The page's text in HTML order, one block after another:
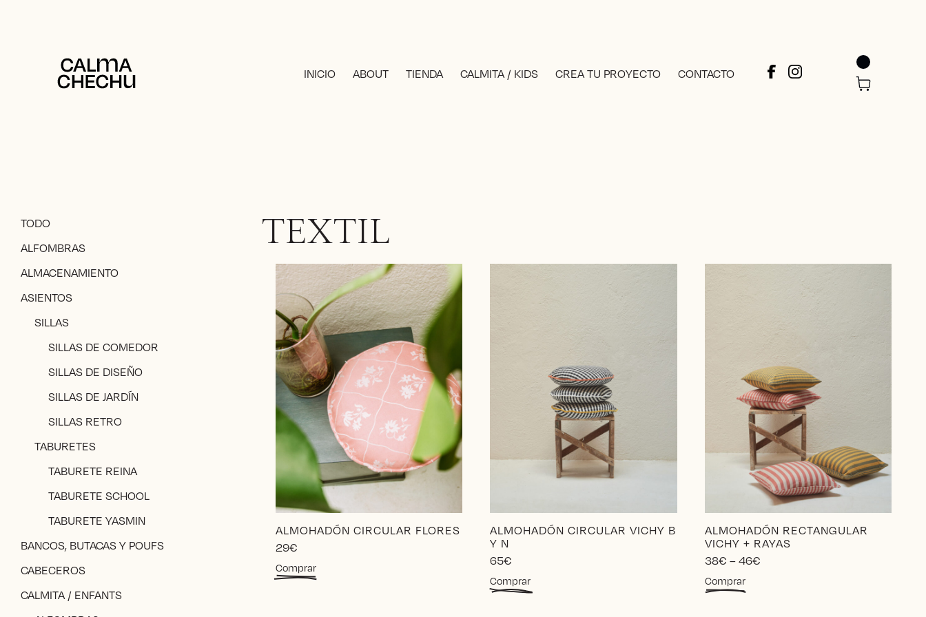
INICIO ABOUT TIENDA CALMITA / KIDS CREA TU PROYECTO CONTACTO
TEXTIL
ALMOHADÓN CIRCULAR FLORES
29€
ComprarEste
producto
ALMOHADÓN CIRCULAR VICHY B
Y N
65€
ComprarEste
producto
ALMOHADÓN RECTANGULAR
VICHY + RAYAS
38€ –46€Price
ComprarEste
producto
TODO
ALFOMBRAS
ALMACENAMIENTO
ASIENTOS
SILLAS
SILLAS DE COMEDOR
SILLAS DE DISEÑO
SILLAS DE JARDÍN
SILLAS RETRO
TABURETES
TABURETE REINA
TABURETE SCHOOL
TABURETE YASMIN
BANCOS, BUTACAS Y POUFS
CABECEROS
CALMITA / ENFANTS